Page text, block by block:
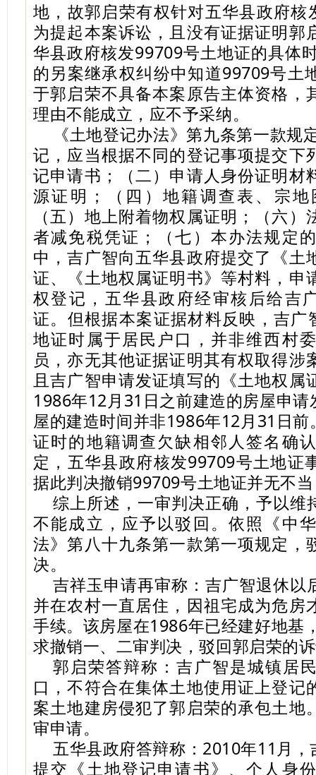
地，故郭启荣有权针对五华县政府
为提起本案诉讼，且没有证据证明郭
华县政府核发99709号土地证的具体
的另案继承权纠纷中知道99709号土
于郭启荣不具备本案原告主体资格，
理由不能成立，应不予采纳。
《土地登记办法》第九条第一款规
记，应当根据不同的登记事项提交下
记申请书；（二）申请人身份证明材
源证明；（四）地籍调查表、宗
（五）地上附着物权属证明；（六
者减免税凭证；（七）本办法规定
中，吉广智向五华县政府提交了《土
证、《土地权属证明书》等村料，申
权登记，五华县政府经审核后给吉
证。但根据本案证据材料反映，吉
地证时属于居民户口，并非维西村
员，亦无其他证据证明其有权取得涉
且吉广智申请发证填写的《土地权属
1986年12月31日之前建造的房屋申
屋的建造时间并非1986年12月31日
证时的地籍调查欠缺相邻人签名确
定，五华县政府核发99709号土地证
据此判决撤销99709号土地证并无不
综上所述，一审判决正确，予以维
不能成立，应予以驳回。依照《中
法》第八十九条第一款第一项规定，
决。
吉祥玉申请再审称：吉广智退休以
并在农村一直居住，因祖宅成为危房
手续。该房屋在1986年已经建好地基
求撤销一、二审判决，驳回郭启荣的
郭启荣答辩称：吉广智是城镇居
口，不符合在集体土地使用证上登记
案土地建房侵犯了郭启荣的承包土地
审申请。
五华县政府答辩称：2010年11月
提交《土地登记申请书》、个人身